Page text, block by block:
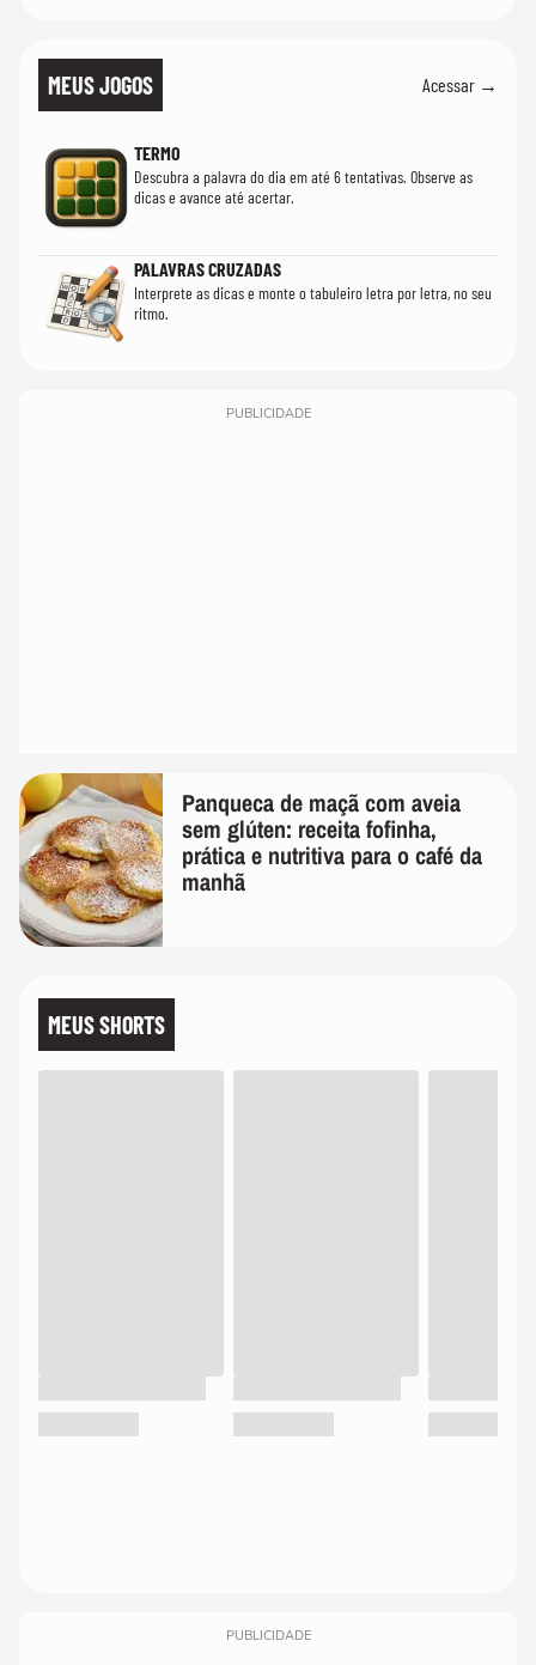
MEUS JOGOS Acessar →
TERMO
Descubra a palavra do dia em até 6 tentativas. Observe as
dicas e avance até acertar.
PALAVRAS CRUZADAS
Interprete as dicas e monte o tabuleiro letra por letra, no seu
ritmo.
PUBLICIDADE
Panqueca de maçã com aveia
sem glúten: receita fofinha,
prática e nutritiva para o café da
manhã
MEUS SHORTS
PUBLICIDADE